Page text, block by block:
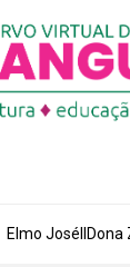
Elmo JoséIIDona